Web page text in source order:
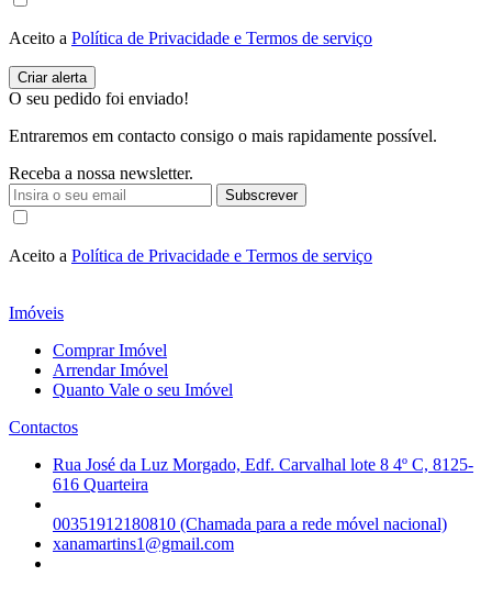
Aceito a Política de Privacidade e Termos de serviço
O seu pedido foi enviado!
Entraremos em contacto consigo o mais rapidamente possível.
Receba a nossa newsletter.
Subscrever
Aceito a Política de Privacidade e Termos de serviço
Imóveis
Comprar Imóvel
Arrendar Imóvel
Quanto Vale o seu Imóvel
Contactos
Rua José da Luz Morgado, Edf. Carvalhal lote 8 4º C, 8125-
616 Quarteira
00351912180810 (Chamada para a rede móvel nacional)
xanamartins1@gmail.com